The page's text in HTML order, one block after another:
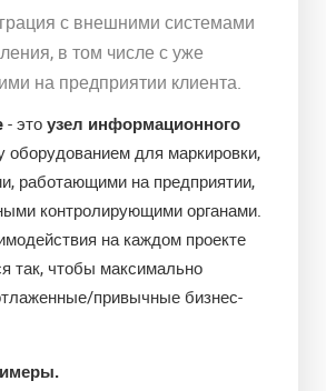
с внешними системами
в том числе с уже
на предприятии клиента.
- это узел информационного
для маркировки,
работающими на предприятии,
контролирующими органами.
на каждом проекте
так, чтобы максимально
привычные бизнес-